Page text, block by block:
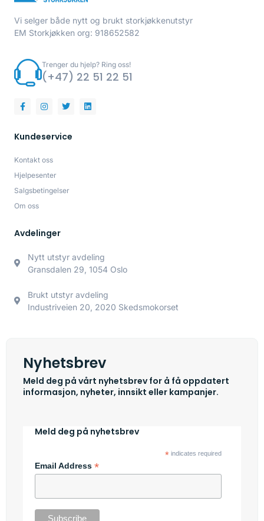
Vi selger både nytt og brukt storkjøkkenutstyr
EM Storkjøkken org: 918652582
Trenger du hjelp? Ring oss!
(+47) 22 51 22 51
Kundeservice
Kontakt oss
Hjelpesenter
Salgsbetingelser
Om oss
Avdelinger
Nytt utstyr avdeling
Gransdalen 29, 1054 Oslo
Brukt utstyr avdeling
Industriveien 20, 2020 Skedsmokorset
Nyhetsbrev
Meld deg på vårt nyhetsbrev for å få oppdatert
informasjon, nyheter, innsikt eller kampanjer.
Meld deg på nyhetsbrev
*indicates required
Email Address *